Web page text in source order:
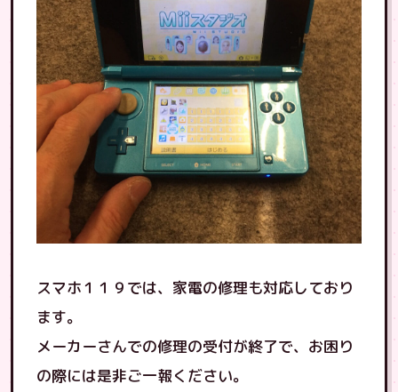
スマホ１１９では、家電の修理も対応しており
ます。
メーカーさんでの修理の受付が終了で、お困り
の際には是非ご一報ください。